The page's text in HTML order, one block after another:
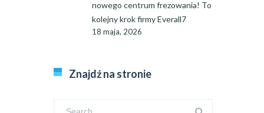
nowego centrum frezowania! To
kolejny krok firmy Everall7
18 maja, 2026
Znajdź na stronie